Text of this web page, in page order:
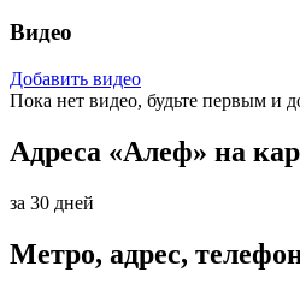
Видео
Добавить видео
Пока нет видео, будьте первым и
Адреса «Алеф» на
за 30 дней
Метро, адрес,